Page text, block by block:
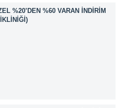
%20’DEN %60 VARAN İNDIRIM